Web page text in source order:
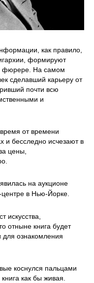
как правило,
формируют
фюрере. На самом
сделавший карьеру от
почти всю
и
от времени
и бесследно исчезают в
цены,
на аукционе
в Нью-Йорке.
искусства,
отныне книга будет
для ознакомления
коснулся пальцами
как бы живая.